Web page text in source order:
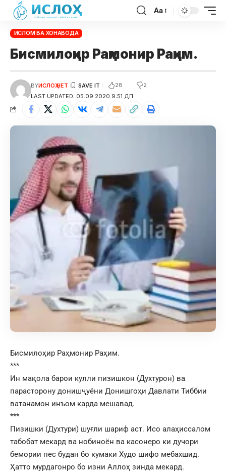
Aa
ИСЛОМ ВА ХОНАВОДА
Бисмилоҳир Раҳмонир Раҳим.
LAST UPDATED: 05.09.2020 9:51 ДП
BYИСЛОҲ НЕТ 28 2
Бисмилоҳир Раҳмонир Раҳим.
***
Ин мақола барои кулли пизишкон (Духтурон) ва
парасторону донишҷуёни Донишгоҳи Давлати Тиббии
ватанамон инъом карда мешавад.
***
Пизишки (Духтури) шуғли шариф аст. Исо алаҳиссалом
табобат мекард ва нобиноён ва касонеро ки дучори
бемории пес будан бо кумаки Худо шифо мебахшид.
Ҳатто мурдагонро бо изни Аллоҳ зинда мекард.